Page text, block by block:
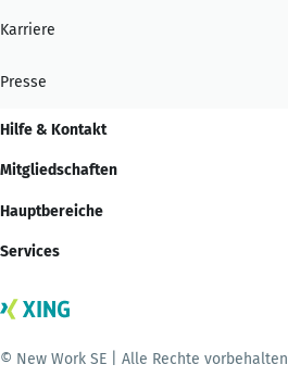
Karriere
Presse
Hilfe & Kontakt
Mitgliedschaften
Hauptbereiche
Services
© New Work SE | Alle Rechte vorbehalten